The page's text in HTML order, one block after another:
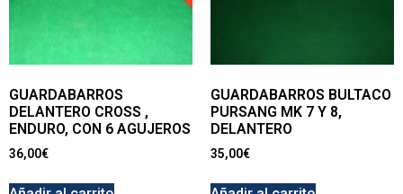
GUARDABARROS
DELANTERO CROSS ,
ENDURO, CON 6 AGUJEROS
36,00€
GUARDABARROS BULTACO
PURSANG MK 7 Y 8,
DELANTERO
35,00€